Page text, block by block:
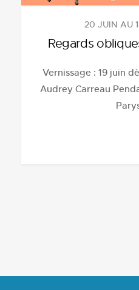
20 JUIN AU
Regards
Vernissage : 19 juin
Audrey Carreau